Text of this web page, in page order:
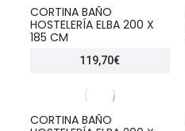
CORTINA BAÑO
HOSTELERÍA ELBA 200 X
185 CM
119,70€
CORTINA BAÑO